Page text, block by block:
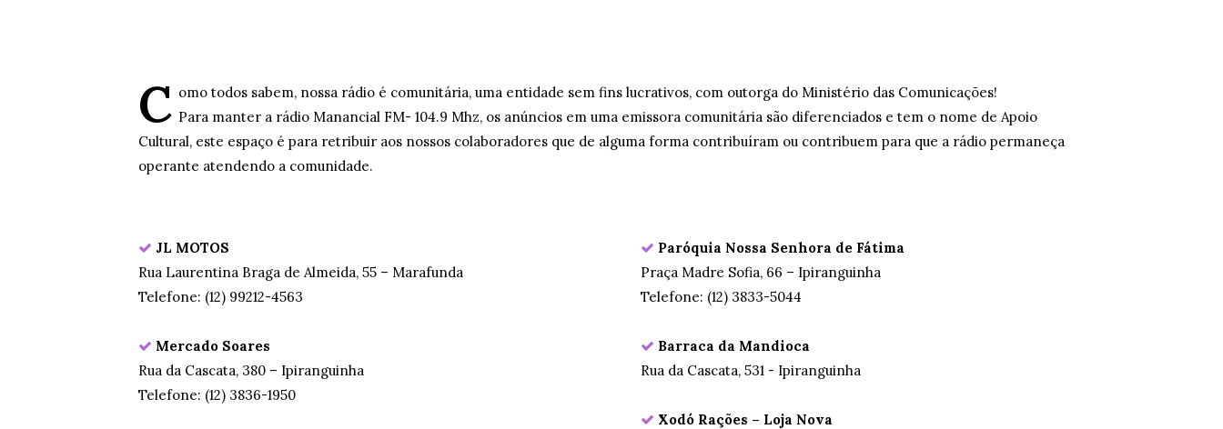
C omo todos sabem, nossa rádio é comunitária, uma entidade sem fins lucrativos, com outorga do Ministério das Comunicações!
Para manter a rádio Manancial FM- 104.9 Mhz, os anúncios em uma emissora comunitária são diferenciados e tem o nome de Apoio
Cultural, este espaço é para retribuir aos nossos colaboradores que de alguma forma contribuíram ou contribuem para que a rádio permaneça
operante atendendo a comunidade.
JL MOTOS
Rua Laurentina Braga de Almeida, 55 – Marafunda
Telefone: (12) 99212-4563
Mercado Soares
Rua da Cascata, 380 – Ipiranguinha
Telefone: (12) 3836-1950
Paróquia Nossa Senhora de Fátima
Praça Madre Sofia, 66 – Ipiranguinha
Telefone: (12) 3833-5044
Barraca da Mandioca
Rua da Cascata, 531 - Ipiranguinha
Xodó Rações – Loja Nova